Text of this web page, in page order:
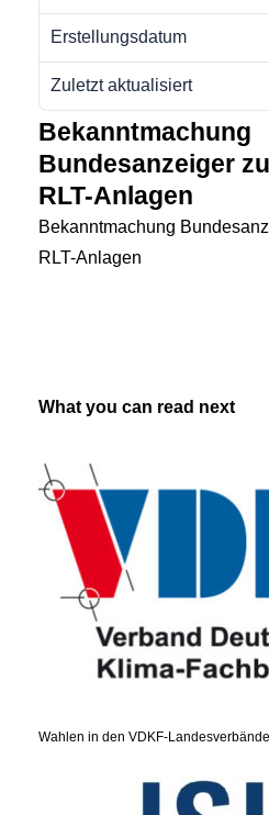
Erstellungsdatum
Zuletzt aktualisiert
Bekanntmachung
Bundesanzeiger
RLT-Anlagen
Bekanntmachung
RLT-Anlagen
What you can read next
Wahlen in den VDKF-